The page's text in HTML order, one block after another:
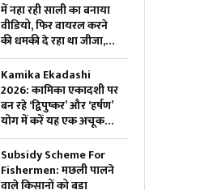
किया ऐलान, सामुदायिक
भवन के लिए इतने लाख
रुपए देगी सरकार
में नहा रही साली का बनाया
वीडियो, फिर वायरल करने
की धमकी दे रहा था जीजा,
परेशान युवती ने उठाया ये
खौफनाक कदम
Kamika Ekadashi
2026: कामिका एकादशी पर
बन रहे ‘द्विपुष्कर’ और ‘हर्षण’
योग में करें यह एक अचूक
साधना, मिलेगा “वाजपेय”
यज्ञ का महापुण्य!
Subsidy Scheme For
Fishermen: मछली पालने
वाले किसानों को बड़ा